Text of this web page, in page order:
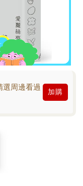
周邊看過
加購